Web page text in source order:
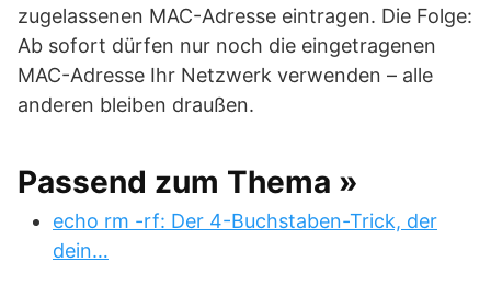
zugelassenen MAC-Adresse eintragen. Die Folge:
Ab sofort dürfen nur noch die eingetragenen
MAC-Adresse Ihr Netzwerk verwenden – alle
anderen bleiben draußen.
Passend zum Thema »
echo rm -rf: Der 4-Buchstaben-Trick, der
dein…